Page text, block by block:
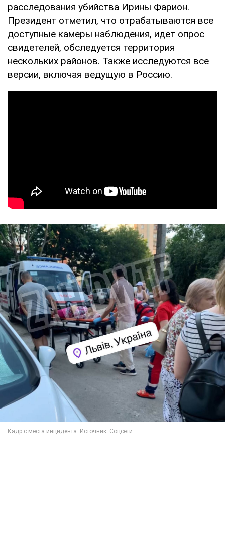
расследования убийства Ирины Фарион.
Президент отметил, что отрабатываются все
доступные камеры наблюдения, идет опрос
свидетелей, обследуется территория
нескольких районов. Также исследуются все
версии, включая ведущую в Россию.